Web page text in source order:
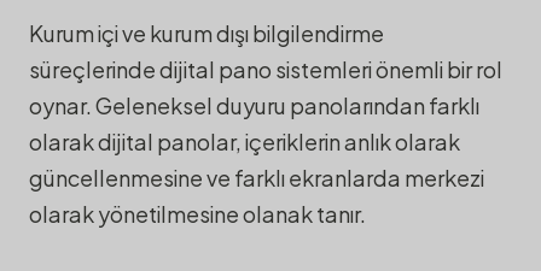
Kurum içi ve kurum dışı bilgilendirme
süreçlerinde dijital pano sistemleri önemli bir rol
oynar. Geleneksel duyuru panolarından farklı
olarak dijital panolar, içeriklerin anlık olarak
güncellenmesine ve farklı ekranlarda merkezi
olarak yönetilmesine olanak tanır.